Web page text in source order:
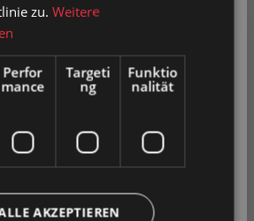
Preise mit MwSt. (brutto) und
ohne MwSt. (netto) angezeigt
bevorzugte Einstellung:
exkl. MwSt.
zu.Weitere
Perfor
mance
Targeti
ng
Funktio
nalität
AKZEPTIEREN